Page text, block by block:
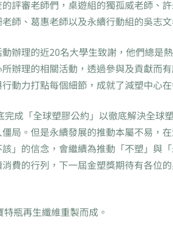
評審老師們，桌遊組的獨孤威老師、
師、葛惠老師以及永續行動組的吳志
辦理的近20名大學生致謝，他們總是
辦理的相關活動，透過參與及貢獻而
動力打點每個細節，成就了減塑中心
成「全球塑膠公約」以徹底解決全球
局。但是永續發展的推動本屬不易，
該」的信念，會繼續為推動「不塑」與
費的行列，下一屆金塑獎期待有各位
瓶再生纖維重製而成。